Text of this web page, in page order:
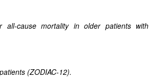
all-cause mortality in older patients with
(ZODIAC-12).